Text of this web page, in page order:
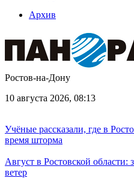
Архив
Ростов-на-Дону
10 августа 2026, 08:13
Учёные рассказали, где в
время шторма
Август в Ростовской
ветер